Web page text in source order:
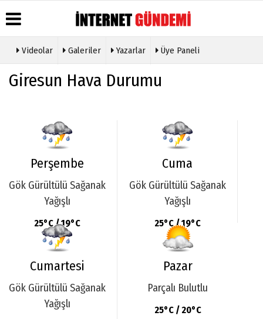
Haber
Arşivi
Günün
Haberleri
Durumu
Yazarları
Galeri
Etkinlikler
Videolar Galeriler Yazarlar Üye Paneli
Giresun Hava Durumu
Perşembe
Gök Gürültülü Sağanak
Yağışlı
25°C / 19°C
Cuma
Gök Gürültülü Sağanak
Yağışlı
25°C / 19°C
Cumartesi
Gök Gürültülü Sağanak
Yağışlı
Pazar
Parçalı Bulutlu
25°C / 20°C